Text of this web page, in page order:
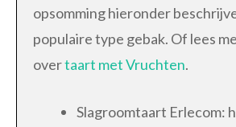
opsomming hieronder
populaire type gebak. Of lees
overtaart met Vruchten.
Slagroomtaart Erlecom: